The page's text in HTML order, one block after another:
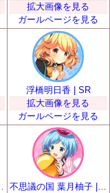
拡大画像を見る
ガールページを見る
浮橋明日香 | SR
拡大画像を見る
ガールページを見る
不思議の国 葉月柚子 | SR